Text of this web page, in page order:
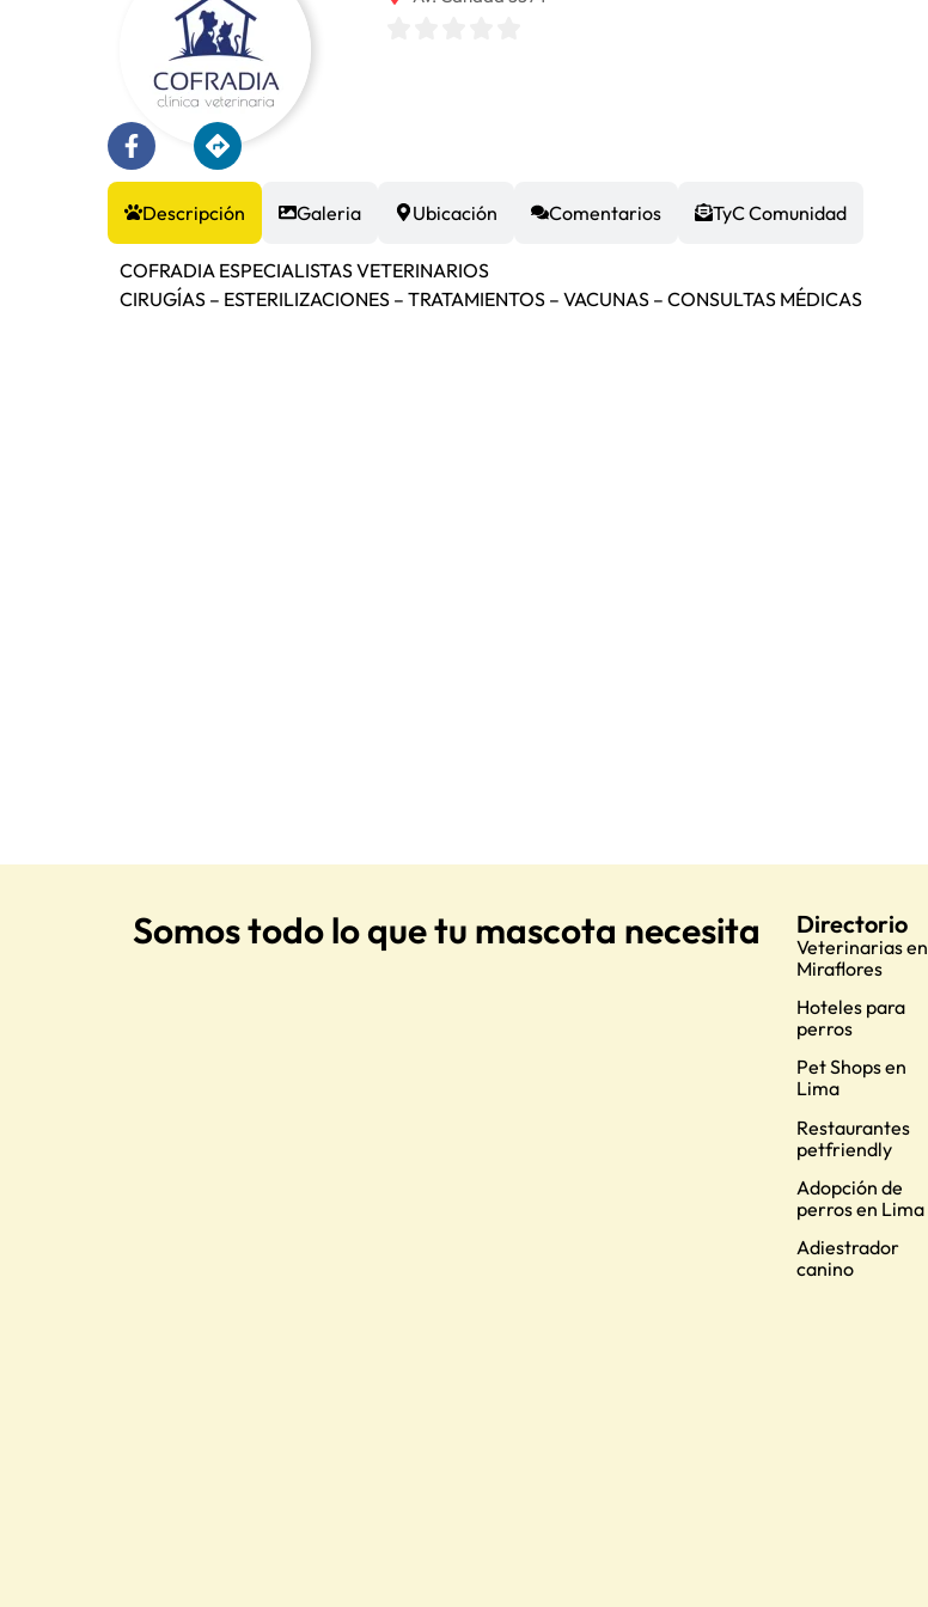
Descripción Galeria Ubicación Comentarios TyC Comunidad
COFRADIA ESPECIALISTAS VETERINARIOS
CIRUGÍAS – ESTERILIZACIONES – TRATAMIENTOS – VACUNAS – CONSULTAS MÉDICAS
Somos todo lo que tu mascota necesita Directorio
Veterinarias en
Miraflores
Hoteles para
perros
Pet Shops en
Lima
Restaurantes
petfriendly
Adopción de
perros en Lima
Adiestrador
canino